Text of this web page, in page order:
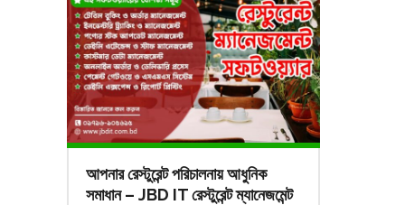
আপনার রেস্টুরেন্ট পরিচালনায় আধুনিক
সমাধান – JBD IT রেস্টুরেন্ট ম্যানেজমেন্ট